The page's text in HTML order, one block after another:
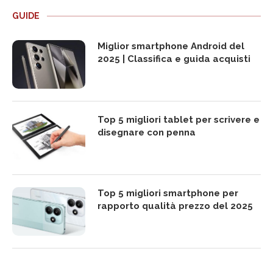
GUIDE
Miglior smartphone Android del
2025 | Classifica e guida acquisti
Top 5 migliori tablet per scrivere e
disegnare con penna
Top 5 migliori smartphone per
rapporto qualità prezzo del 2025